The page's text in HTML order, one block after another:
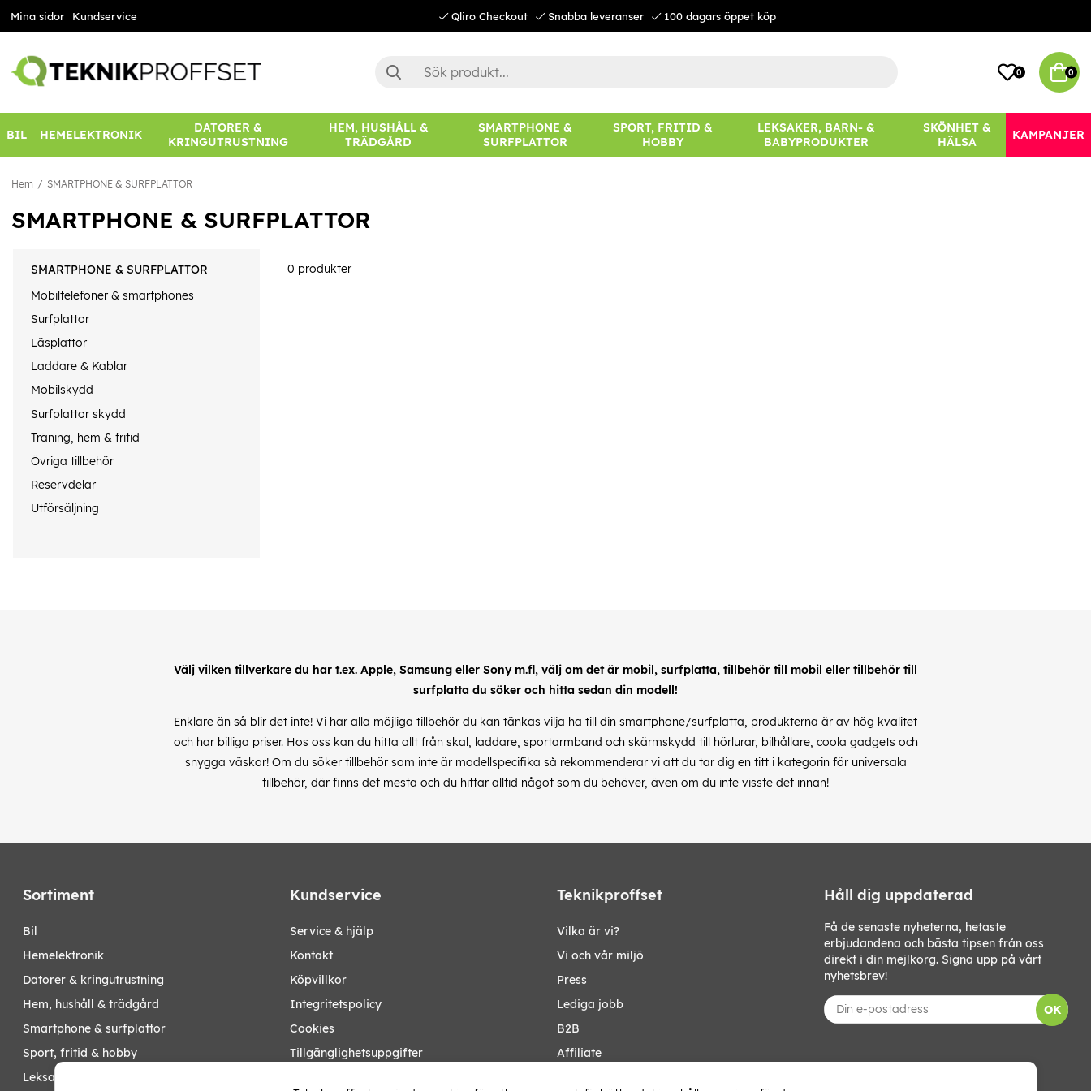
Mina sidor Kundservice Qliro Checkout Snabba leveranser 100 dagars öppet köp
0 0
BIL HEMELEKTRONIK
DATORER &
KRINGUTRUSTNING
HEM, HUSHÅLL &
TRÄDGÅRD
SMARTPHONE &
SURFPLATTOR
SPORT, FRITID &
HOBBY
LEKSAKER, BARN- &
BABYPRODUKTER
SKÖNHET &
HÄLSA
KAMPANJER
Hem SMARTPHONE & SURFPLATTOR
SMARTPHONE & SURFPLATTOR
SMARTPHONE & SURFPLATTOR
Mobiltelefoner & smartphones
Surfplattor
Läsplattor
Laddare & Kablar
Mobilskydd
Surfplattor skydd
Träning, hem & fritid
Övriga tillbehör
Reservdelar
Utförsäljning
0 produkter
Välj vilken tillverkare du har t.ex. Apple, Samsung eller Sony m.fl, välj om det är mobil, surfplatta, tillbehör till mobil eller tillbehör till
surfplatta du söker och hitta sedan din modell!
Enklare än så blir det inte! Vi har alla möjliga tillbehör du kan tänkas vilja ha till din smartphone/surfplatta, produkterna är av hög kvalitet
och har billiga priser. Hos oss kan du hitta allt från skal, laddare, sportarmband och skärmskydd till hörlurar, bilhållare, coola gadgets och
snygga väskor! Om du söker tillbehör som inte är modellspecifika så rekommenderar vi att du tar dig en titt i kategorin för universala
tillbehör, där finns det mesta och du hittar alltid något som du behöver, även om du inte visste det innan!
Sortiment
bil
hemelektronik
datorer & kringutrustning
hem, hushåll & trädgård
smartphone & surfplattor
sport, fritid & hobby
leksaker, barn- & babyprodukter
Kundservice
Service & hjälp
Kontakt
Köpvillkor
Integritetspolicy
Cookies
Tillgänglighetsuppgifter
Teknikproffset
Vilka är vi?
Vi och vår miljö
Press
Lediga jobb
B2B
Affiliate
Håll dig uppdaterad
Få de senaste nyheterna, hetaste
erbjudandena och bästa tipsen från oss
direkt i din mejlkorg. Signa upp på vårt
nyhetsbrev!
OK